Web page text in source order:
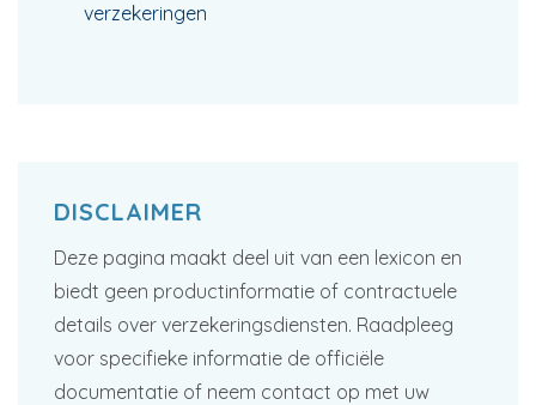
verzekeringen
DISCLAIMER
Deze pagina maakt deel uit van een lexicon en
biedt geen productinformatie of contractuele
details over verzekeringsdiensten. Raadpleeg
voor specifieke informatie de officiële
documentatie of neem contact op met uw